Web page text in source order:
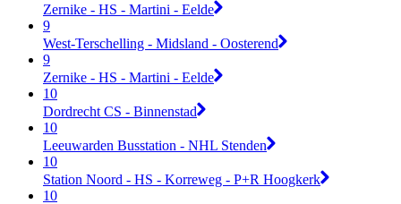
Zernike - HS - Martini - Eelde
9
West-Terschelling - Midsland - Oosterend
9
Zernike - HS - Martini - Eelde
10
Dordrecht CS - Binnenstad
10
Leeuwarden Busstation - NHL Stenden
10
Station Noord - HS - Korreweg - P+R Hoogkerk
10